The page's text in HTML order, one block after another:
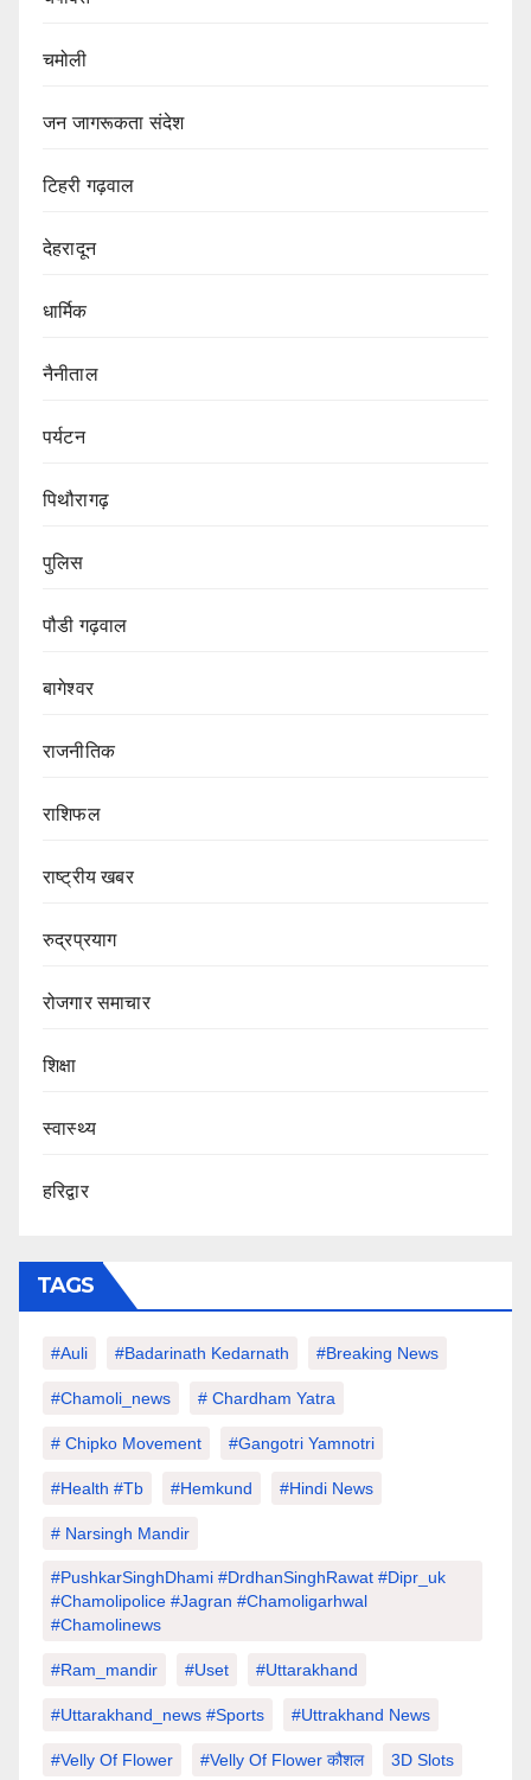
चमोली
जन जागरूकता संदेश
टिहरी गढ़वाल
देहरादून
धार्मिक
नैनीताल
पर्यटन
पिथौरागढ़
पुलिस
पौडी गढ़वाल
बागेश्वर
राजनीतिक
राशिफल
राष्ट्रीय खबर
रुद्रप्रयाग
रोजगार समाचार
शिक्षा
स्वास्थ्य
हरिद्वार
TAGS
#auli #Badarinath Kedarnath #Breaking News
#chamoli_news # Chardham Yatra
# Chipko Movement #Gangotri Yamnotri
#Health #tb #hemkund #hindi News
# Narsingh Mandir
#PushkarSinghDhami #drdhanSinghRawat #dipr_uk
#chamolipolice #Jagran #chamoligarhwal
#chamolinews
#Ram_mandir #uset #uttarakhand
#Uttarakhand_news #sports #Uttrakhand News
#velly Of Flower #velly Of Flower कौशल 3D Slots